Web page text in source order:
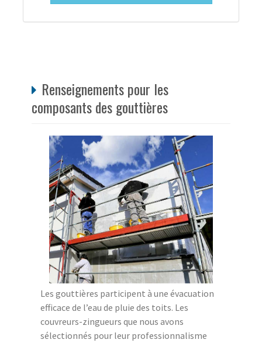
Renseignements pour les
composants des gouttières
Les gouttières participent à une évacuation
efficace de l’eau de pluie des toits. Les
couvreurs-zingueurs que nous avons
sélectionnés pour leur professionnalisme